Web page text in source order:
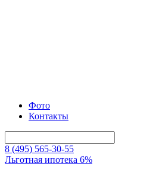
Фото
Контакты
8 (495) 565-30-55
Льготная ипотека 6%